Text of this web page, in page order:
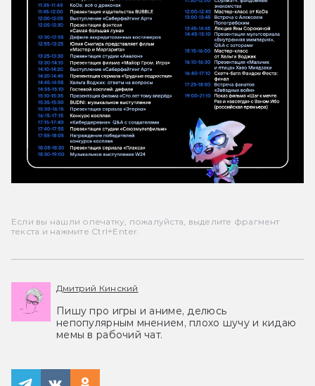
Если вы нашли опечатку, пожалуйста, выделите фрагмент
текста и нажмите Ctrl+Enter.
Дмитрий Кинский
Пишу про игры и аниме, делюсь
непопулярным мнением, плохо шучу и кидаю
мемы в рабочий чат.